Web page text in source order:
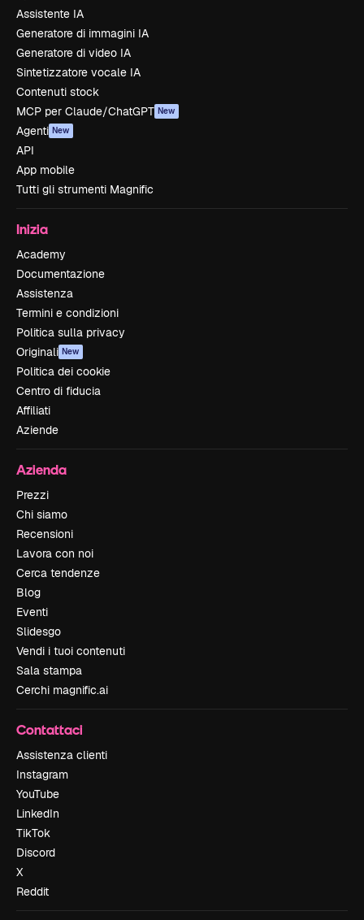
Assistente IA
Generatore di immagini IA
Generatore di video IA
Sintetizzatore vocale IA
Contenuti stock
MCP per Claude/ChatGPT New
Agenti New
API
App mobile
Tutti gli strumenti Magnific
Inizia
Academy
Documentazione
Assistenza
Termini e condizioni
Politica sulla privacy
Originali New
Politica dei cookie
Centro di fiducia
Affiliati
Aziende
Azienda
Prezzi
Chi siamo
Recensioni
Lavora con noi
Cerca tendenze
Blog
Eventi
Slidesgo
Vendi i tuoi contenuti
Sala stampa
Cerchi magnific.ai
Contattaci
Assistenza clienti
Instagram
YouTube
LinkedIn
TikTok
Discord
X
Reddit